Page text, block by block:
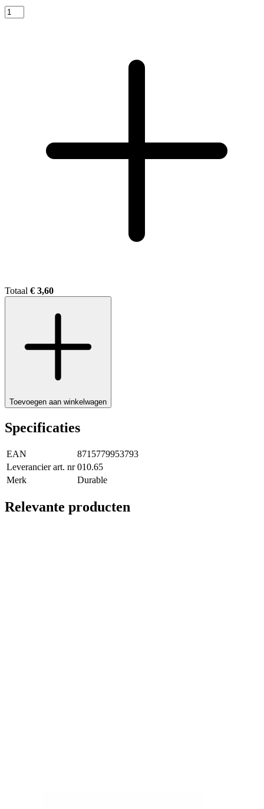
Totaal € 3,60
Toevoegen aan winkelwagen
Specificaties
EAN
8715779953793
Leverancier art. nr 010.65
Merk
Durable
Relevante producten